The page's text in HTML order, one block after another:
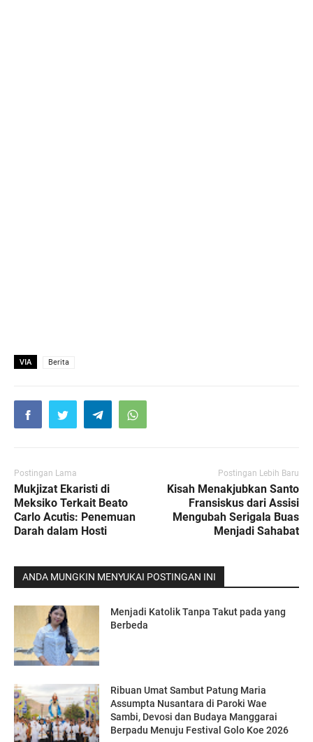
VIA Berita
Postingan Lama
Mukjizat Ekaristi di
Meksiko Terkait Beato
Carlo Acutis: Penemuan
Darah dalam Hosti
Postingan Lebih Baru
Kisah Menakjubkan Santo
Fransiskus dari Assisi
Mengubah Serigala Buas
Menjadi Sahabat
ANDA MUNGKIN MENYUKAI POSTINGAN INI
Menjadi Katolik Tanpa Takut pada yang
Berbeda
Ribuan Umat Sambut Patung Maria
Assumpta Nusantara di Paroki Wae
Sambi, Devosi dan Budaya Manggarai
Berpadu Menuju Festival Golo Koe 2026